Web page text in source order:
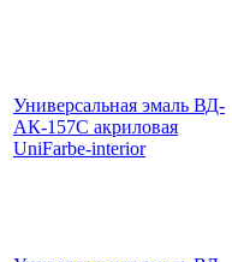
Универсальная эмаль ВД-
АК-157С акриловая
UniFarbe-interior